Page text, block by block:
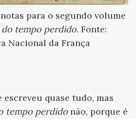
para o segundo volume
do tempo perdido. Fonte:
Nacional da França
escreveu quase tudo, mas
tempo perdido não, porque é